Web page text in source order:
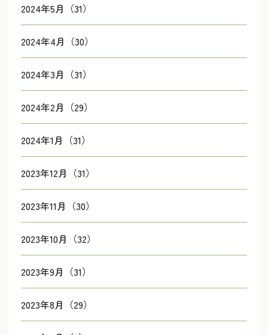
2024年5月（31）
2024年4月（30）
2024年3月（31）
2024年2月（29）
2024年1月（31）
2023年12月（31）
2023年11月（30）
2023年10月（32）
2023年9月（31）
2023年8月（29）